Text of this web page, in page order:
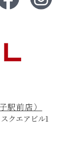
駅前店）
クエアビル1